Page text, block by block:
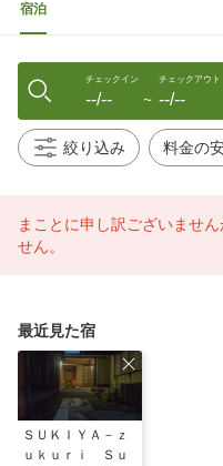
宿泊
チェックイン
--/-- 〜
チェックアウト
--/--
絞り込み
まことに申し訳ございませ
せん。
最近見た宿
ＳＵＫＩＹＡ－ｚ
ｕｋｕｒｉ Ｓｕ